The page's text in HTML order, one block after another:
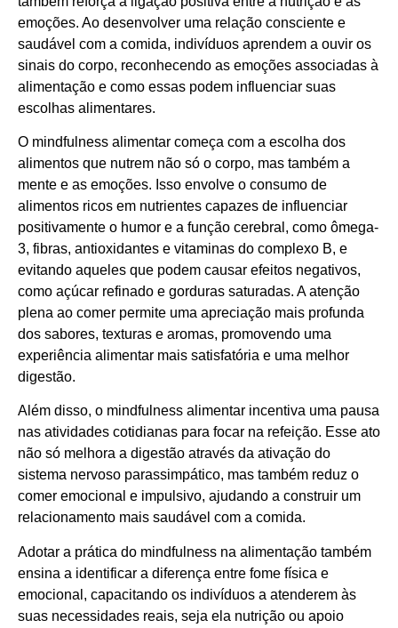
emoções. Ao desenvolver uma relação consciente e
saudável com a comida, indivíduos aprendem a ouvir os
sinais do corpo, reconhecendo as emoções associadas à
alimentação e como essas podem influenciar suas
escolhas alimentares.
O mindfulness alimentar começa com a escolha dos
alimentos que nutrem não só o corpo, mas também a
mente e as emoções. Isso envolve o consumo de
alimentos ricos em nutrientes capazes de influenciar
positivamente o humor e a função cerebral, como ômega-
3, fibras, antioxidantes e vitaminas do complexo B, e
evitando aqueles que podem causar efeitos negativos,
como açúcar refinado e gorduras saturadas. A atenção
plena ao comer permite uma apreciação mais profunda
dos sabores, texturas e aromas, promovendo uma
experiência alimentar mais satisfatória e uma melhor
digestão.
Além disso, o mindfulness alimentar incentiva uma pausa
nas atividades cotidianas para focar na refeição. Esse ato
não só melhora a digestão através da ativação do
sistema nervoso parassimpático, mas também reduz o
comer emocional e impulsivo, ajudando a construir um
relacionamento mais saudável com a comida.
Adotar a prática do mindfulness na alimentação também
ensina a identificar a diferença entre fome física e
emocional, capacitando os indivíduos a atenderem às
suas necessidades reais, seja ela nutrição ou apoio